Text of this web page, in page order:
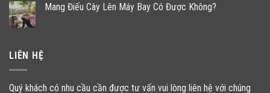
Mang Điếu Cày Lên Máy Bay Có Được Không?
LIÊN HỆ
Quý khách có nhu cầu cần được tư vấn vui lòng liên hệ với chúng